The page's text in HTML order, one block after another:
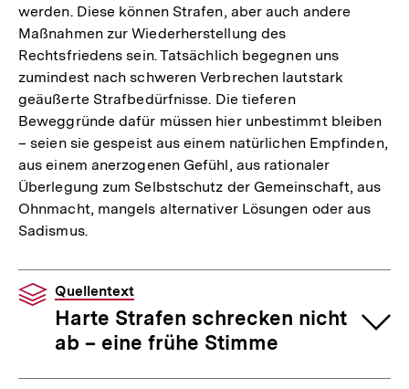
werden. Diese können Strafen, aber auch andere
Maßnahmen zur Wiederherstellung des
Rechtsfriedens sein. Tatsächlich begegnen uns
zumindest nach schweren Verbrechen lautstark
geäußerte Strafbedürfnisse. Die tieferen
Beweggründe dafür müssen hier unbestimmt bleiben
– seien sie gespeist aus einem natürlichen Empfinden,
aus einem anerzogenen Gefühl, aus rationaler
Überlegung zum Selbstschutz der Gemeinschaft, aus
Ohnmacht, mangels alternativer Lösungen oder aus
Sadismus.
Quellentext
Harte Strafen schrecken nicht
ab – eine frühe Stimme